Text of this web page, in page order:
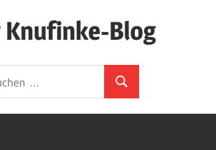
Knufinke-Blog
Suchen